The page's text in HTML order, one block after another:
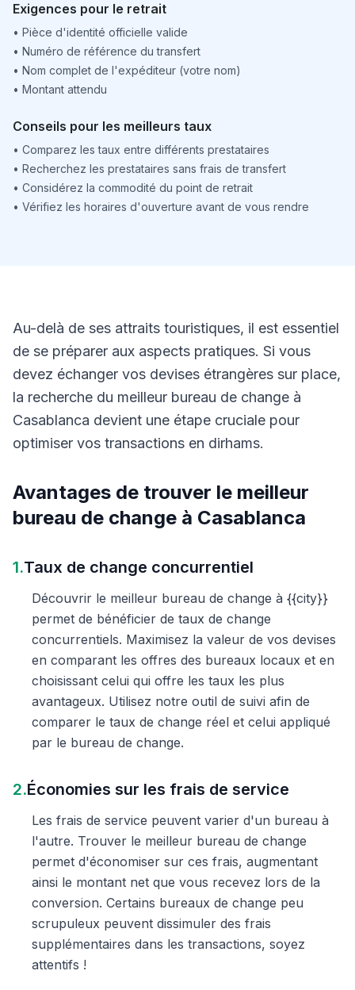
Exigences pour le retrait
• Pièce d'identité officielle valide
• Numéro de référence du transfert
• Nom complet de l'expéditeur (votre nom)
• Montant attendu
Conseils pour les meilleurs taux
• Comparez les taux entre différents prestataires
• Recherchez les prestataires sans frais de transfert
• Considérez la commodité du point de retrait
• Vérifiez les horaires d'ouverture avant de vous rendre
Au-delà de ses attraits touristiques, il est essentiel
de se préparer aux aspects pratiques. Si vous
devez échanger vos devises étrangères sur place,
la recherche du meilleur bureau de change à
Casablanca devient une étape cruciale pour
optimiser vos transactions en dirhams.
Avantages de trouver le meilleur
bureau de change à Casablanca
1.Taux de change concurrentiel
Découvrir le meilleur bureau de change à {{city}}
permet de bénéficier de taux de change
concurrentiels. Maximisez la valeur de vos devises
en comparant les offres des bureaux locaux et en
choisissant celui qui offre les taux les plus
avantageux. Utilisez notre outil de suivi afin de
comparer le taux de change réel et celui appliqué
par le bureau de change.
2.Économies sur les frais de service
Les frais de service peuvent varier d'un bureau à
l'autre. Trouver le meilleur bureau de change
permet d'économiser sur ces frais, augmentant
ainsi le montant net que vous recevez lors de la
conversion. Certains bureaux de change peu
scrupuleux peuvent dissimuler des frais
supplémentaires dans les transactions, soyez
attentifs !